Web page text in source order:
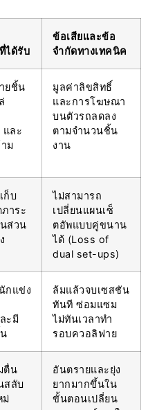
ได้รับ
ข้อเสียและข้อ
จำกัดทางเทคนิค
ยชิ้น
และ
ม
มูลค่าลิขสิทธิ์
และการโฆษณา
บนตัวรถลดลง
ตามจำนวนชิ้น
งาน
ก็บ
าระ
ส่วน
ไม่สามารถ
เปลี่ยนแผนเซ็
ตอัพแบบคู่ขนาน
ได้ (Loss of
dual set-ups)
กแข่ง
ะมี
ล้มแล้วจบเซสชัน
ทันที ซ่อมแซม
ไม่ทันเวลาทำ
รอบควอลิฟาย
ตื่น
สลับ
ม่
อันตรายและยุ่ง
ยากมากขึ้นใน
ขั้นตอนเปลี่ยน